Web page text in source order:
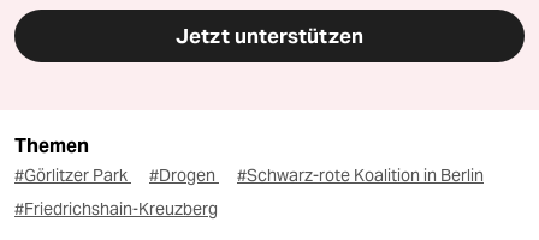
Jetzt unterstützen
Themen
#Görlitzer Park #Drogen
#Schwarz-rote Koalition in Berlin
#Friedrichshain-Kreuzberg